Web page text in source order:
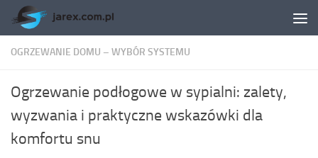
Skip to content
OGRZEWANIE DOMU – WYBÓR SYSTEMU
Ogrzewanie podłogowe w sypialni: zalety,
wyzwania i praktyczne wskazówki dla
komfortu snu